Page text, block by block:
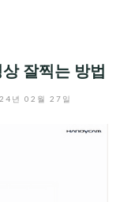
잘찍는 방법
년 02월 27일